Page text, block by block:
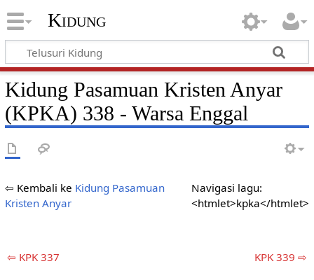
Kidung
Kidung Pasamuan Kristen Anyar
(KPKA) 338 - Warsa Enggal
Navigasi lagu:
<htmlet>kpka</htmlet>
⇦ Kembali ke Kidung Pasamuan
Kristen Anyar
⇦ KPK 337 KPK 339 ⇨